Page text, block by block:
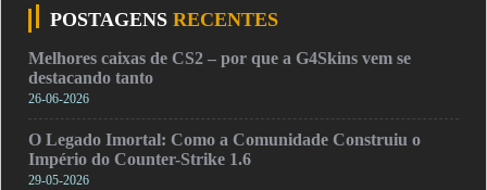
POSTAGENS RECENTES
Melhores caixas de CS2 – por que a G4Skins vem se
destacando tanto
26-06-2026
O Legado Imortal: Como a Comunidade Construiu o
Império do Counter-Strike 1.6
29-05-2026